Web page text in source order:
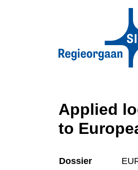
Applied
to
Dossier